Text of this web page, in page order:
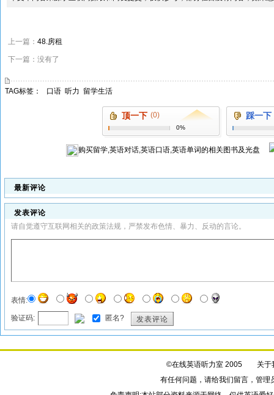
上一篇： 48.房租
下一篇：没有了
TAG标签： 口语 听力 留学生活
顶一下 (0)
0%
踩一下
购买留学,英语对话,英语口语,英语单词的相关图书及光盘
最新评论
发表评论
请自觉遵守互联网相关的政策法规，严禁发布色情、暴力、反动的言论。
表情:
验证码: 匿名? 发表评论
©在线英语听力室 2005 关于
有任何问题，请给我们留言，管理